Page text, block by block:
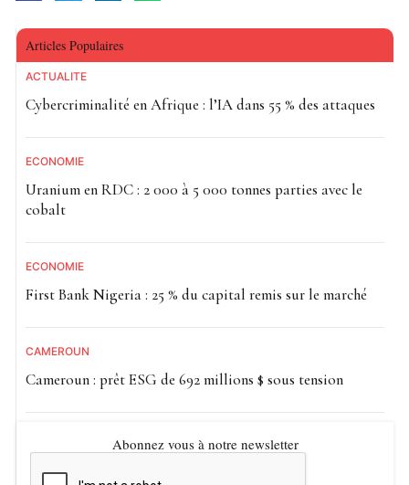
Articles Populaires
ACTUALITE
Cybercriminalité en Afrique : l’IA dans 55 % des attaques
ECONOMIE
Uranium en RDC : 2 000 à 5 000 tonnes parties avec le
cobalt
ECONOMIE
First Bank Nigeria : 25 % du capital remis sur le marché
CAMEROUN
Cameroun : prêt ESG de 692 millions $ sous tension
Abonnez vous à notre newsletter